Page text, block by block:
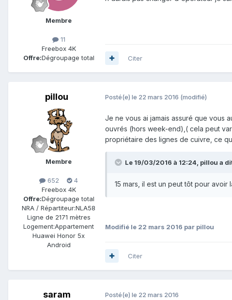
Membre
11
Freebox 4K
Offre:Dégroupage total Citer
pillou
Membre
652
4
Freebox 4K
Offre:Dégroupage total
NRA / Répartiteur:NLA58
Ligne de 2171 mètres
Logement:Appartement
Huawei Honor 5x
Android
Posté(e) le 22 mars 2016 (modifié)
Je ne vous ai jamais assuré que vous
ouvrés (hors week-end),( cela peut
propriétaire des lignes de cuivre, ce
Le 19/03/2016 à 12:24, pillou a
15 mars, il est un peut tôt pour
Modifié le 22 mars 2016 par pillou
Citer
saram Posté(e) le 22 mars 2016